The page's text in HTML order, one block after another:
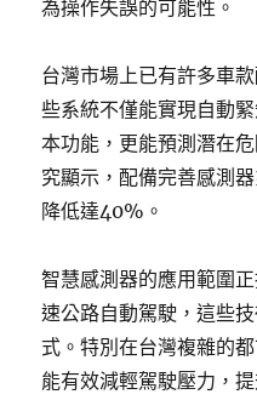
為操作失誤的可能性。
台灣市場上已有許多車
些系統不僅能實現自動
本功能，更能預測潛在
究顯示，配備完善感測
降低達40%。
智慧感測器的應用範圍
速公路自動駕駛，這些
式。特別在台灣複雜的
能有效減輕駕駛壓力，